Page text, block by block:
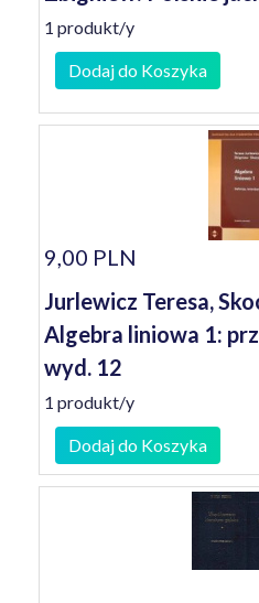
1 produkt/y
Dodaj do Koszyka
9,00 PLN
Jurlewicz Teresa,
Algebra liniowa 1:
wyd. 12
1 produkt/y
Dodaj do Koszyka